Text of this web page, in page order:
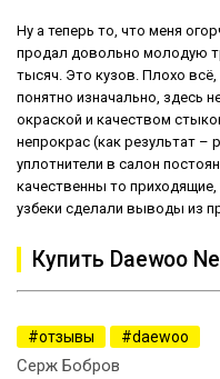
Ну а теперь то, что меня
продал довольно молодую
тысяч. Это кузов. Плохо
понятно изначально, здесь
окраской и качеством
непрокрас (как результат –
уплотнители в салон
качественны то
узбеки сделали выводы из
Купить Daewoo
отзывы daewoo
Серж Бобров